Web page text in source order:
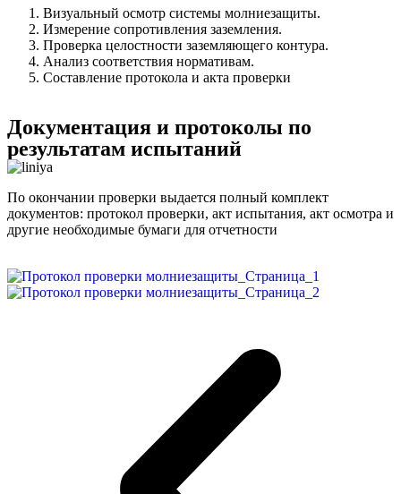
Визуальный осмотр системы молниезащиты.
Измерение сопротивления заземления.
Проверка целостности заземляющего контура.
Анализ соответствия нормативам.
Составление протокола и акта проверки
Документация и протоколы по
результатам испытаний
По окончании проверки выдается полный комплект
документов: протокол проверки, акт испытания, акт осмотра и
другие необходимые бумаги для отчетности